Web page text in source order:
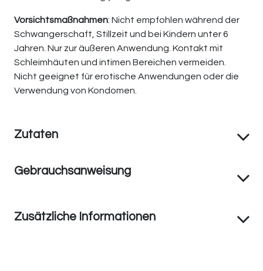
Vorsichtsmaßnahmen: Nicht empfohlen während der
Schwangerschaft, Stillzeit und bei Kindern unter 6
Jahren. Nur zur äußeren Anwendung. Kontakt mit
Schleimhäuten und intimen Bereichen vermeiden.
Nicht geeignet für erotische Anwendungen oder die
Verwendung von Kondomen.
Zutaten
Gebrauchsanweisung
Zusätzliche Informationen